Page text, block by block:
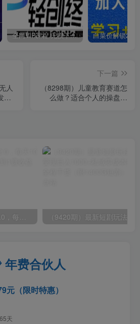
全网VIP课程 无损下载~
人
每
下一篇
（8298期）儿童教育赛道怎
么做？适合个人的操盘方
年费合伙人
元（限时特惠）
天